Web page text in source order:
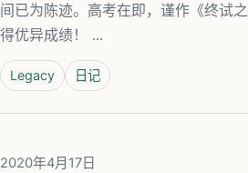
间已为陈迹。高考在即，谨作《终试
得优异成绩！ ...
Legacy 日记
2020年4月17日